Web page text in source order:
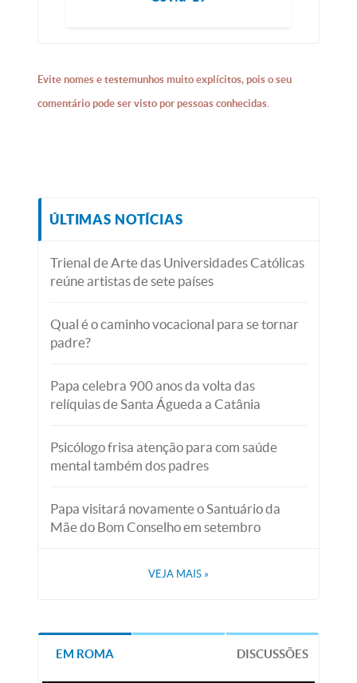
Evite nomes e testemunhos muito explícitos, pois o seu
comentário pode ser visto por pessoas conhecidas.
ÚLTIMAS NOTÍCIAS
Trienal de Arte das Universidades Católicas
reúne artistas de sete países
Qual é o caminho vocacional para se tornar
padre?
Papa celebra 900 anos da volta das
relíquias de Santa Águeda a Catânia
Psicólogo frisa atenção para com saúde
mental também dos padres
Papa visitará novamente o Santuário da
Mãe do Bom Conselho em setembro
VEJA MAIS »
EM ROMA DISCUSSÕES